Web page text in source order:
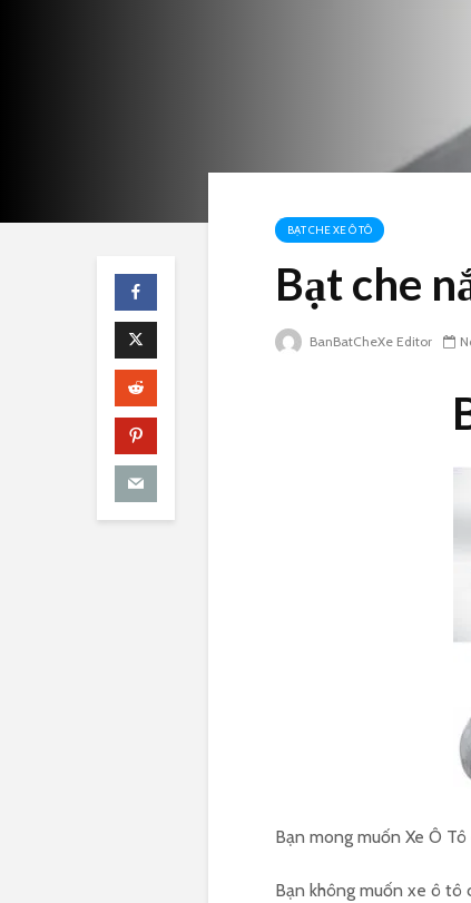
BẠT CHE XE Ô TÔ
Bạt che
BanBatCheXe Editor
Bạn mong muốn Xe Ô
Bạn không muốn xe ô tô